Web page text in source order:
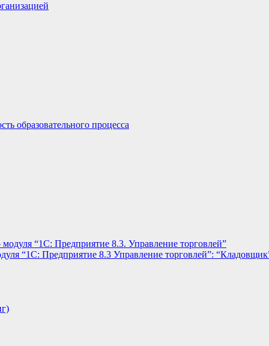
образовательного процесса
“1С: Предприятие 8.3. Управление торговлей”
“1С: Предприятие 8.3 Управление торговлей”: